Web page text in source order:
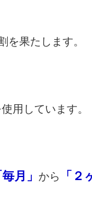
果たします。
用しています。
毎月」 から
「２